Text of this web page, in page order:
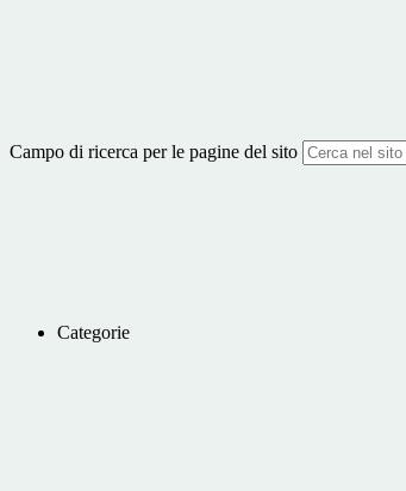
Campo di ricerca per le pagine del sito
Categorie